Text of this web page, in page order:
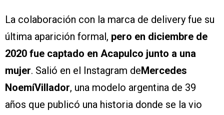
La colaboración con la marca de delivery fue su
última aparición formal, pero en diciembre de
2020 fue captado en Acapulco junto a una
mujer. Salió en el Instagram deMercedes
NoemíVillador, una modelo argentina de 39
años que publicó una historia donde se la vio